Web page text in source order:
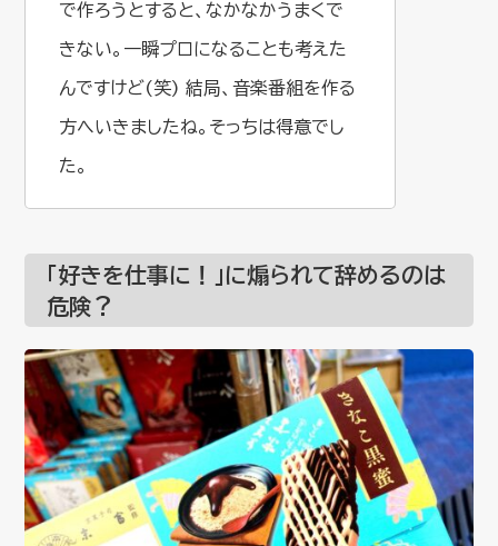
で作ろうとすると、なかなかうまくで
きない。一瞬プロになることも考えた
んですけど(笑) 結局、音楽番組を作る
方へいきましたね。そっちは得意でし
た。
「好きを仕事に！」に煽られて辞めるのは
危険？